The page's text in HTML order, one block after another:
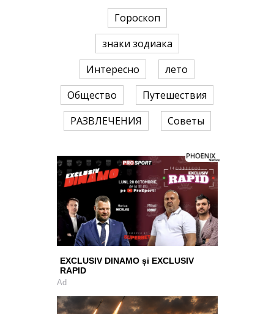
Гороскоп
знаки зодиака
Интересно
лето
Общество
Путешествия
РАЗВЛЕЧЕНИЯ
Советы
EXCLUSIV DINAMO și EXCLUSIV
RAPID
Ad